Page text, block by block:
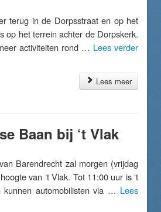
terug in de Dorpsstraat en op het
op het terrein achter de Dorpskerk.
activiteiten rond … Lees verder
Lees meer
Baan bij ‘t Vlak
Barendrecht zal morgen (vrijdag
van ‘t Vlak. Tot 11:00 uur is ‘t
kunnen automobilisten via … Lees